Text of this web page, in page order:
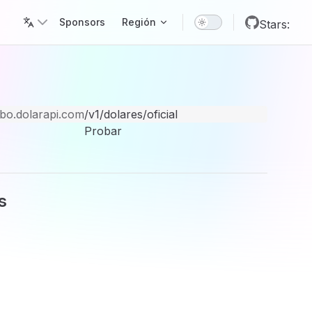
Sponsors Región Stars:
/v1/dolares/oficial
Probar